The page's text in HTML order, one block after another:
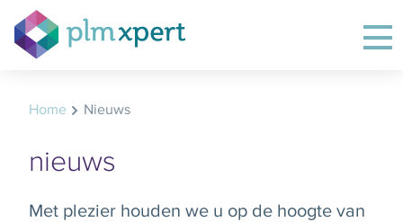
Home Nieuws
nieuws
Met plezier houden we u op de hoogte van